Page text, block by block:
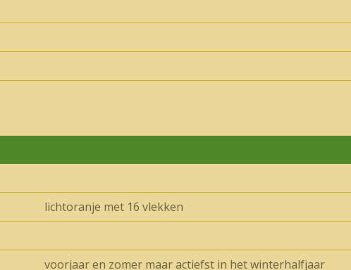
lichtoranje met 16 vlekken
voorjaar en zomer maar actiefst in het winterhalfjaar